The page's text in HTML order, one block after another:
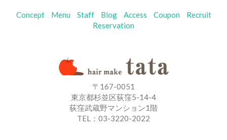
Concept Menu Staff Blog Access Coupon
Recruit
Reservation
〒167-0051
東京都杉並区荻窪5-14-4
荻窪武蔵野マンション1階
TEL：03-3220-2022